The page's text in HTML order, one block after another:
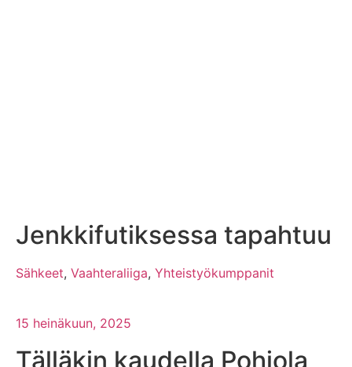
Jenkkifutiksessa tapahtuu
Sähkeet, Vaahteraliiga, Yhteistyökumppanit
15 heinäkuun, 2025
Tälläkin kaudella Pohjola